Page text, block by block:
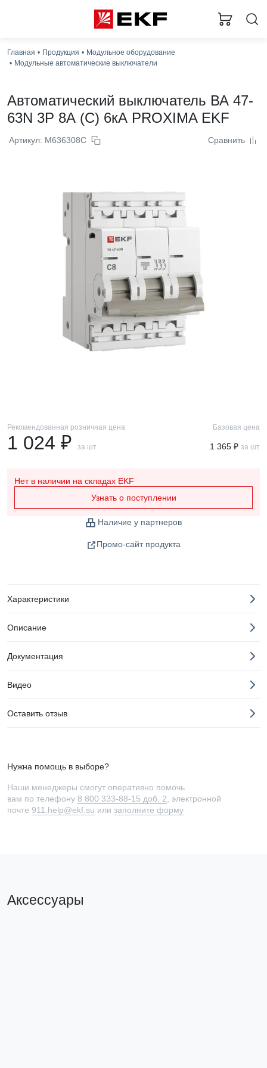
Главная Продукция
Модульное оборудование
Модульные автоматические выключатели
Автоматический выключатель ВА 47-
63N 3P 8А (C) 6кА PROXIMA EKF
Артикул: M636308C Сравнить
Рекомендованная розничная цена
1 024 ₽ за шт
Базовая цена
1 365 ₽ за шт
Нет в наличии на складах EKF
Узнать о поступлении
Наличие у партнеров
Промо-сайт продукта
Характеристики
Описание
Документация
Видео
Оставить отзыв
Нужна помощь в выборе?
Наши менеджеры смогут оперативно помочь
вам по телефону 8 800 333-88-15 доб. 2 , электронной
почте 911.help@ekf.su или заполните форму
Аксессуары